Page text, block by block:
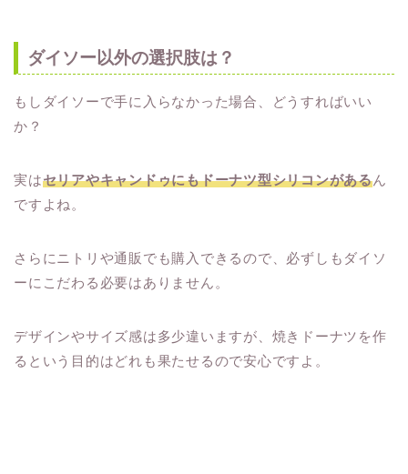
ダイソー以外の選択肢は？
もしダイソーで手に入らなかった場合、どうすればいい
か？
実はセリアやキャンドゥにもドーナツ型シリコンがあるん
ですよね。
さらにニトリや通販でも購入できるので、必ずしもダイソ
ーにこだわる必要はありません。
デザインやサイズ感は多少違いますが、焼きドーナツを作
るという目的はどれも果たせるので安心ですよ。